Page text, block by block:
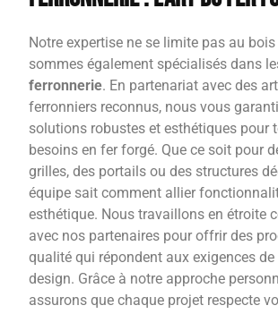
Notre expertise ne se limite pas au
sommes également spécialisés dans
ferronnerie. En partenariat avec des
ferronniers reconnus, nous vous
solutions robustes et esthétiques pour
besoins en fer forgé. Que ce soit pour
grilles, des portails ou des structures
équipe sait comment allier
esthétique. Nous travaillons en étroite
avec nos partenaires pour offrir des
qualité qui répondent aux exigences
design. Grâce à notre approche
assurons que chaque projet respecte